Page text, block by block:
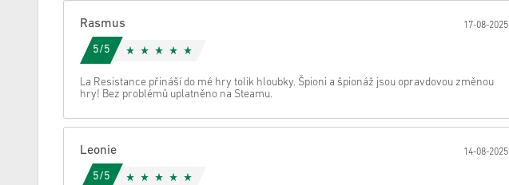
Rasmus 17-08-2025
5/5
La Resistance přináší do mé hry tolik hloubky. Špioni a špionáž jsou opravdovou změnou
hry! Bez problémů uplatněno na Steamu.
Leonie 14-08-2025
5/5